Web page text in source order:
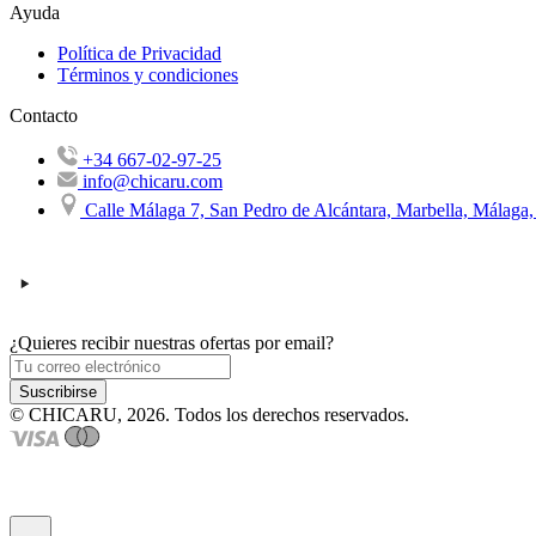
Ayuda
Política de Privacidad
Términos y condiciones
Contacto
+34 667-02-97-25
info@chicaru.com
Calle Málaga 7, San Pedro de Alcántara, Marbella, Málaga,
¿Quieres recibir nuestras ofertas por email?
Suscribirse
© CHICARU, 2026. Todos los derechos reservados.